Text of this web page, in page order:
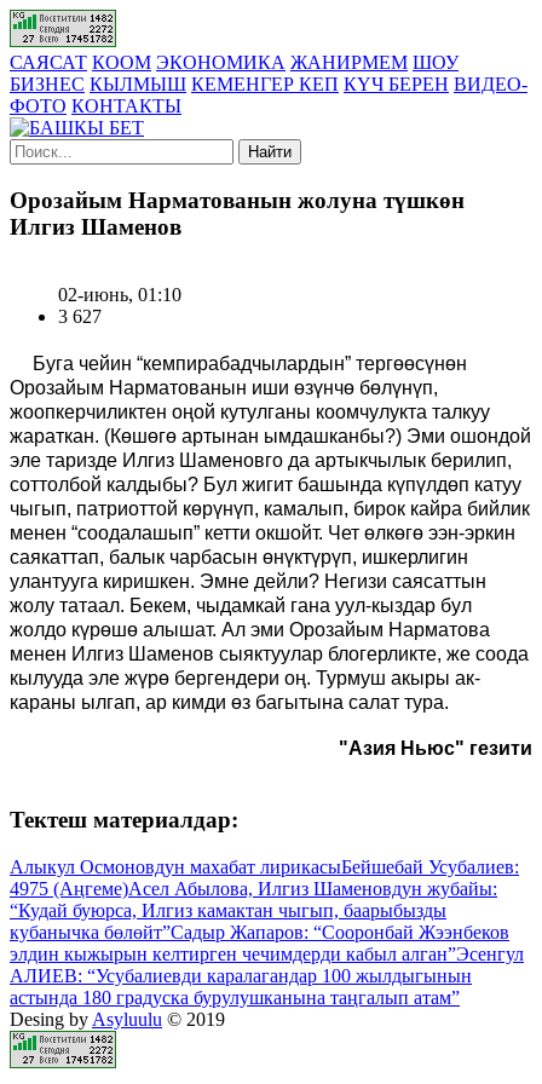
САЯСАТ КООМ ЭКОНОМИКА ЖАНИРМЕМ ШОУ
БИЗНЕС КЫЛМЫШ КЕМЕНГЕР КЕП КҮЧ БЕРЕН ВИДЕО-
ФОТО КОНТАКТЫ
Найти
Орозайым Нарматованын жолуна түшкөн
Илгиз Шаменов
02-июнь, 01:10
3 627
Буга чейин “кемпирабадчылардын” тергөөсүнөн
Орозайым Нарматованын иши өзүнчө бөлүнүп,
жоопкерчиликтен оңой кутулганы коомчулукта талкуу
жараткан. (Көшөгө артынан ымдашканбы?) Эми ошондой
эле таризде Илгиз Шаменовго да артыкчылык берилип,
соттолбой калдыбы? Бул жигит башында күпүлдөп катуу
чыгып, патриоттой көрүнүп, камалып, бирок кайра бийлик
менен “соодалашып” кетти окшойт. Чет өлкөгө ээн-эркин
саякаттап, балык чарбасын өнүктүрүп, ишкерлигин
улантууга киришкен. Эмне дейли? Негизи саясаттын
жолу татаал. Бекем, чыдамкай гана уул-кыздар бул
жолдо күрөшө алышат. Ал эми Орозайым Нарматова
менен Илгиз Шаменов сыяктуулар блогерликте, же соода
кылууда эле жүрө бергендери оң. Турмуш акыры ак-
караны ылгап, ар кимди өз багытына салат тура.
"Азия Ньюс" гезити
Тектеш материалдар:
Алыкул Осмоновдун махабат лирикасыБейшебай Усубалиев:
4975 (Аңгеме)Асел Абылова, Илгиз Шаменовдун жубайы:
“Кудай буюрса, Илгиз камактан чыгып, баарыбызды
кубанычка бөлөйт”Садыр Жапаров: “Сооронбай Жээнбеков
элдин кыжырын келтирген чечимдерди кабыл алган”Эсенгул
АЛИЕВ: “Усубалиевди каралагандар 100 жылдыгынын
астында 180 градуска бурулушканына таңгалып атам”
Desing by Asyluulu © 2019